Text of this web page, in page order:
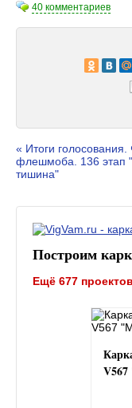
40 комментариев
« Итоги голосования.
флешмоба. 136 этап
тишина"
Построим
Ещё 677 проектов